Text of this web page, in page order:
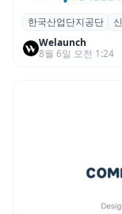
산단공·신보,
여 스타트업 모
한국산업단지공단
Welaunch
8월 6일 오전 1:24